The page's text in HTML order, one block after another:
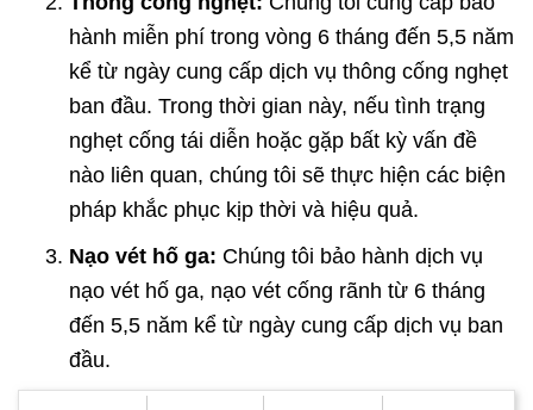
hành miễn phí trong vòng 6 tháng đến 5,5 năm
kể từ ngày cung cấp dịch vụ thông cống nghẹt
ban đầu. Trong thời gian này, nếu tình trạng
nghẹt cống tái diễn hoặc gặp bất kỳ vấn đề
nào liên quan, chúng tôi sẽ thực hiện các biện
pháp khắc phục kịp thời và hiệu quả.
Nạo vét hố ga: Chúng tôi bảo hành dịch vụ
nạo vét hố ga, nạo vét cống rãnh từ 6 tháng
đến 5,5 năm kể từ ngày cung cấp dịch vụ ban
đầu.